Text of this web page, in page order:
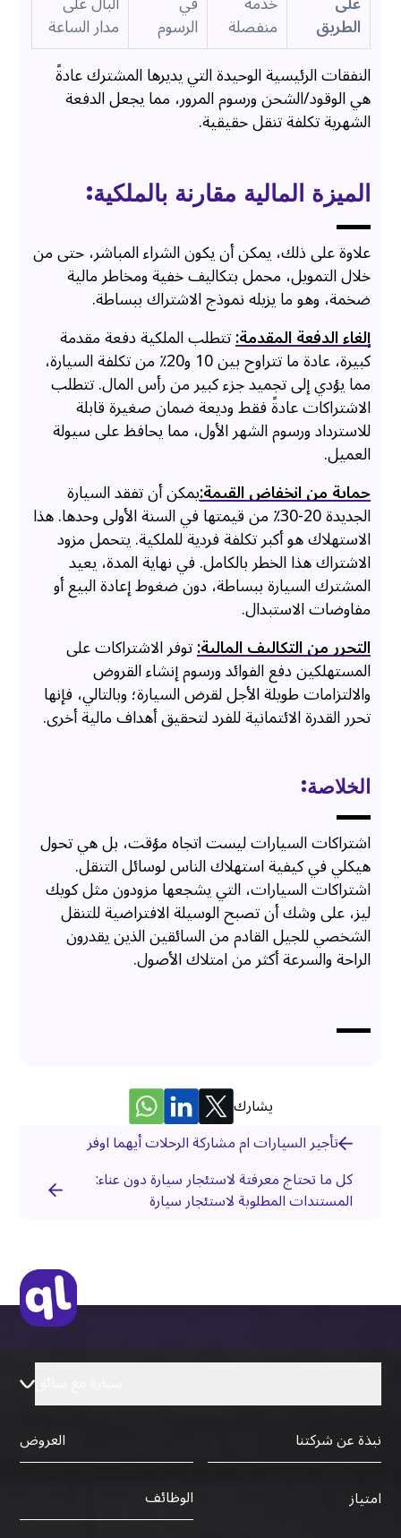
الطريق منفصلة الرسوم
مدار الساعة
النفقات الرئيسية الوحيدة التي يديرها المشترك عادةً
هي الوقود/الشحن ورسوم المرور، مما يجعل الدفعة
الشهرية تكلفة تنقل حقيقية.
الميزة المالية مقارنة بالملكية:
علاوة على ذلك، يمكن أن يكون الشراء المباشر، حتى من
خلال التمويل، محمل بتكاليف خفية ومخاطر مالية
ضخمة، وهو ما يزيله نموذج الاشتراك ببساطة.
إلغاء الدفعة المقدمة:تتطلب الملكية دفعة مقدمة
كبيرة، عادة ما تتراوح بين 10 و20٪ من تكلفة السيارة،
مما يؤدي إلى تجميد جزء كبير من رأس المال. تتطلب
الاشتراكات عادةً فقط وديعة ضمان صغيرة قابلة
للاسترداد ورسوم الشهر الأول، مما يحافظ على سيولة
العميل.
حماية من انخفاض القيمة:يمكن أن تفقد السيارة
الجديدة 20-30٪ من قيمتها في السنة الأولى وحدها. هذا
الاستهلاك هو أكبر تكلفة فردية للملكية. يتحمل مزود
الاشتراك هذا الخطر بالكامل. في نهاية المدة، يعيد
المشترك السيارة ببساطة، دون ضغوط إعادة البيع أو
مفاوضات الاستبدال.
التحرر من التكاليف المالية:توفر الاشتراكات على
المستهلكين دفع الفوائد ورسوم إنشاء القروض
والالتزامات طويلة الأجل لقرض السيارة؛ وبالتالي، فإنها
تحرر القدرة الائتمانية للفرد لتحقيق أهداف مالية أخرى.
الخلاصة:
اشتراكات السيارات ليست اتجاه مؤقت، بل هي تحول
هيكلي في كيفية استهلاك الناس لوسائل التنقل.
اشتراكات السيارات، التي يشجعها مزودون مثل كويك
ليز، على وشك أن تصبح الوسيلة الافتراضية للتنقل
الشخصي للجيل القادم من السائقين الذين يقدرون
الراحة والسرعة أكثر من امتلاك الأصول.
يشارك
تأجير السيارات ام مشاركة الرحلات أيهما اوفر
كل ما تحتاج معرفتة لاستئجار سيارة دون عناء:
المستندات المطلوبة لاستئجار سيارة
نبذة عن شركتنا
العروض
امتياز
الوظائف